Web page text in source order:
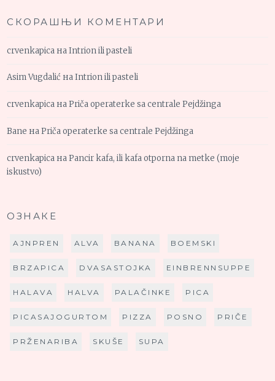
СКОРАШЊИ КОМЕНТАРИ
crvenkapica наIntrion ili pasteli
Asim Vugdalić наIntrion ili pasteli
crvenkapica наPriča operaterke sa centrale Pejdžinga
Bane наPriča operaterke sa centrale Pejdžinga
crvenkapica наPancir kafa, ili kafa otporna na metke (moje
iskustvo)
ОЗНАКЕ
AJNPREN ALVA BANANA BOEMSKI
BRZAPICA DVASASTOJKA EINBRENNSUPPE
HALAVA HALVA PALAČINKE PICA
PICASAJOGURTOM PIZZA POSNO PRIČE
PRŽENARIBA SKUŠE SUPA